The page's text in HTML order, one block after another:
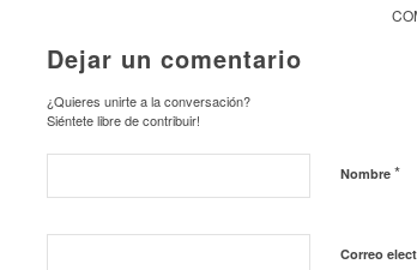
Dejar un comentario
¿Quieres unirte a la conversación?
Siéntete libre de contribuir!
Nombre *
Correo